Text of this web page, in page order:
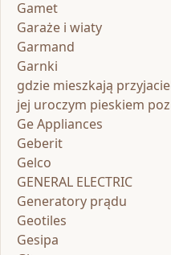
Gamet
Garaże i wiaty
Garmand
Garnki
gdzie mieszkają
jej uroczym pieskiem
Ge Appliances
Geberit
Gelco
GENERAL ELECTRIC
Generatory prądu
Geotiles
Gesipa